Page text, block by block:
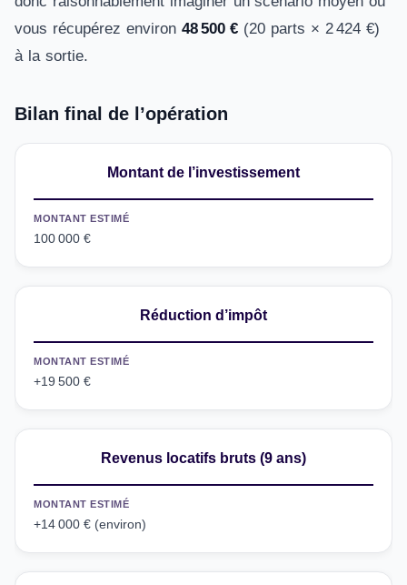
vous récupérez environ 48 500 € (20 parts × 2 424 €)
à la sortie.
Bilan final de l’opération
Montant de l’investissement
MONTANT ESTIMÉ
100 000 €
Réduction d’impôt
MONTANT ESTIMÉ
+19 500 €
Revenus locatifs bruts (9 ans)
MONTANT ESTIMÉ
+14 000 € (environ)